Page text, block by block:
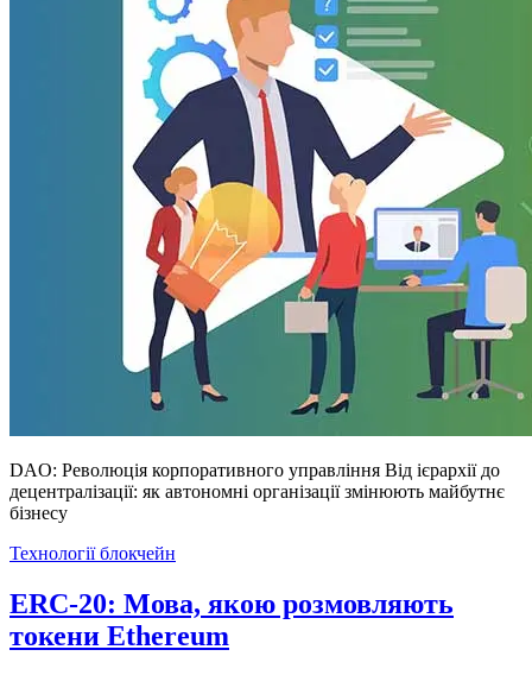
DAO: Революція корпоративного управління Від ієрархії до
децентралізації: як автономні організації змінюють майбутнє
бізнесу
Posted
Технології блокчейн
ERC-20: Мова, якою розмовляють
токени Ethereum